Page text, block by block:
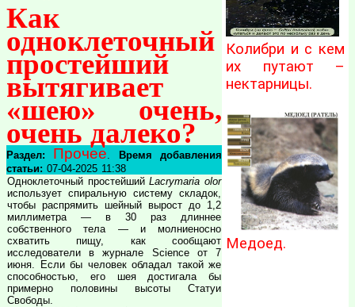
Как
одноклеточный
простейший
вытягивает
«шею» очень,
очень далеко?
Раздел: Прочее
Время добавления
статьи: 07-04-2025 11:38
Одноклеточный простейшийLacrymaria olor
использует спиральную систему складок,
чтобы распрямить шейный вырост до 1,2
миллиметра — в 30 раз длиннее
собственного тела — и молниеносно
схватить пищу, как сообщают
исследователи в журнале Science от 7
июня. Если бы человек обладал такой же
способностью, его шея достигала бы
примерно половины высоты Статуи
Свободы.
Колибри и с кем
их путают –
нектарницы.
Медоед.